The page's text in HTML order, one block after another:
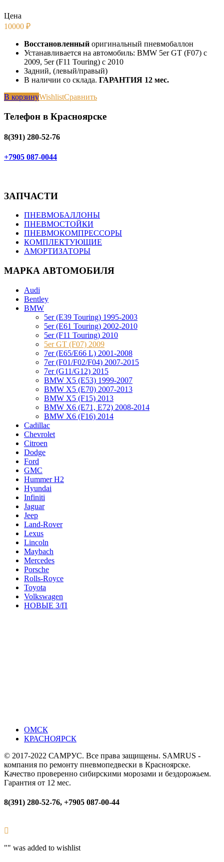
Цена
10000 ₽
Восстановленный оригинальный пневмобаллон
Устанавливается на автомобиль: BMW 5er GT (F07) с
2009, 5er (F11 Touring) с 2010
Задний, (левый/правый)
В наличии со склада. ГАРАНТИЯ 12 мес.
В корзинуWishlistСравнить
Телефон в Красноярске
8(391) 280-52-76
+7905 087-0044
ЗАПЧАСТИ
ПНЕВМОБАЛЛОНЫ
ПНЕВМОСТОЙКИ
ПНЕВМОКОМПРЕССОРЫ
КОМПЛЕКТУЮЩИЕ
АМОРТИЗАТОРЫ
МАРКА АВТОМОБИЛЯ
Audi
Bentley
BMW
5er (E39 Touring) 1995-2003
5er (E61 Touring) 2002-2010
5er (F11 Touring) 2010
5er GT (F07) 2009
7er (E65/E66 L) 2001-2008
7er (F01/F02/F04) 2007-2015
7er (G11/G12) 2015
BMW X5 (E53) 1999-2007
BMW X5 (E70) 2007-2013
BMW X5 (F15) 2013
BMW X6 (E71, E72) 2008-2014
BMW X6 (F16) 2014
Cadillac
Chevrolet
Citroen
Dodge
Ford
GMC
Hummer H2
Hyundai
Infiniti
Jaguar
Jeep
Land-Rover
Lexus
Lincoln
Maybach
Mercedes
Porsche
Rolls-Royce
Toyota
Volkswagen
НОВЫЕ З/П
ОМСК
КРАСНОЯРСК
© 2017-2022 САМРУС. Все права защищены. SAMRUS -
компания по ремонту пневмопедвески в Красноярске.
Качество проверенно сибирскими морозами и бездорожьем.
Гарантия от 12 мес.
8(391) 280-52-76, +7905 087-00-44
"" was added to wishlist